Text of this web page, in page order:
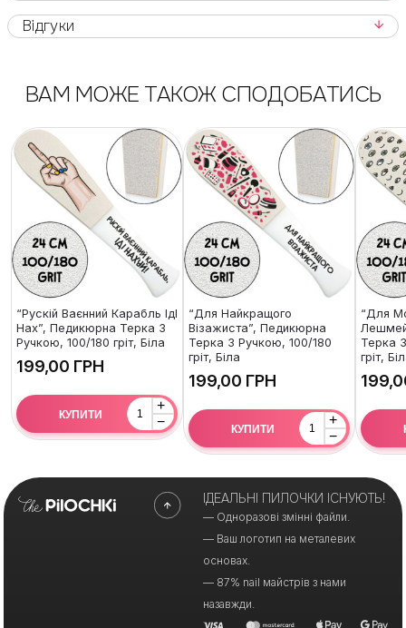
Відгуки
ВАМ МОЖЕ ТАКОЖ СПОДОБАТИСЬ
“Рускій Ваєнний Карабль ІдІ
Нах”, Педикюрна Терка З
Ручкою, 100/180 гріт, Біла
ГРН
+
−
КУПИТИ
“Для Найкращого
Візажиста”, Педикюрна
Терка З Ручкою, 100/180
гріт, Біла
ГРН
+
−
КУПИТИ
“Для
Терка
гріт,
ІДЕАЛЬНІ ПИЛОЧКИ ІСНУЮТЬ!
— Одноразові змінні файли.
— Ваш логотип на металевих
основах.
— 87% nail майстрів з нами
назавжди.